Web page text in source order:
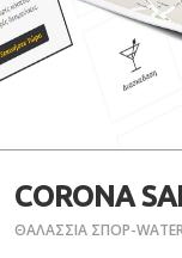
CORONA
ΘΑΛΑΣΣΙΑ ΣΠΟΡ-